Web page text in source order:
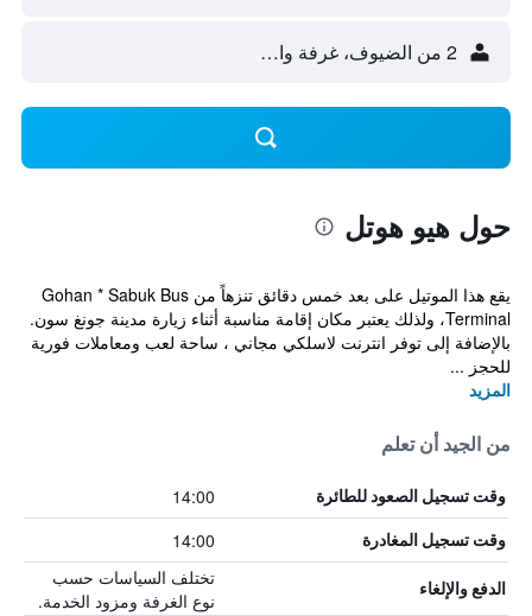
2 من الضيوف، غرفة واحدة
حول هيو هوتل
يقع هذا الموتيل على بعد خمس دقائق تنزهاً من Gohan * Sabuk Bus
Terminal، ولذلك يعتبر مكان إقامة مناسبة أثناء زيارة مدينة جونغ سون.
بالإضافة إلى توفر انترنت لاسلكي مجاني ، ساحة لعب ومعاملات فورية
للحجز ...
المزيد
من الجيد أن تعلم
وقت تسجيل الصعود للطائرة 14:00
وقت تسجيل المغادرة 14:00
الدفع والإلغاء
تختلف السياسات حسب
نوع الغرفة ومزود الخدمة.